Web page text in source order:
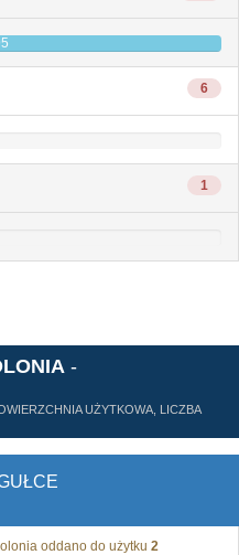
6
1
-
UŻYTKOWA, LICZBA
oddano do użytku 2